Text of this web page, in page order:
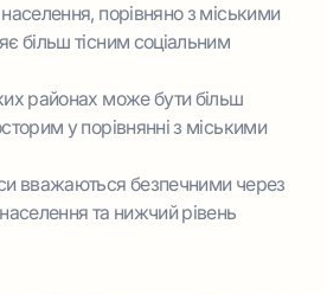
порівняно з міськими
більш тісним соціальним
районах може бути більш
у порівнянні з міськими
вважаються безпечними через
та нижчий рівень